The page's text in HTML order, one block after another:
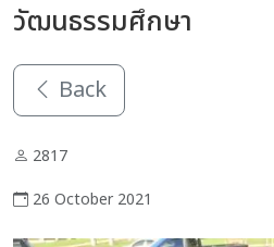
วัฒนธรรมศึกษา
Back
2817
26 October 2021